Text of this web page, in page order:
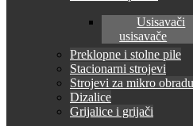
Usisavači
usisavače
Preklopne i stolne pile
Stacionarni strojevi
Strojevi za mikro obradu
Dizalice
Grijalice i grijači